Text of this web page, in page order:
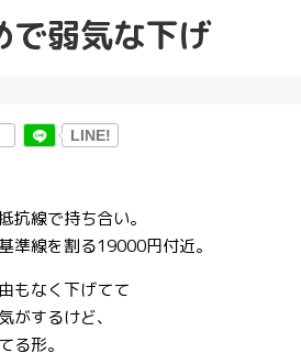
で弱気な下げ
LINE!
抗線で持ち合い。
準線を割る19000円付近。
もなく下げてて
がするけど、
る形。